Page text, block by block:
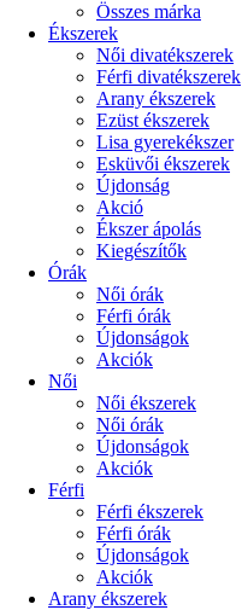
Összes márka
Ékszerek
Női divatékszerek
Férfi divatékszerek
Arany ékszerek
Ezüst ékszerek
Lisa gyerekékszer
Esküvői ékszerek
Újdonság
Akció
Ékszer ápolás
Kiegészítők
Órák
Női órák
Férfi órák
Újdonságok
Akciók
Női
Női ékszerek
Női órák
Újdonságok
Akciók
Férfi
Férfi ékszerek
Férfi órák
Újdonságok
Akciók
Arany ékszerek